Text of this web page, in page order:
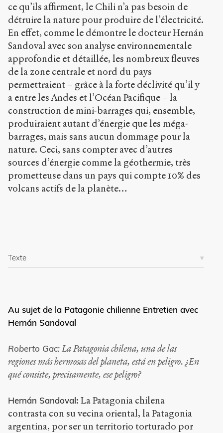
Creative
Commons
Attribution-
NonCommercial-
ShareAlike 4.0
International
(CC BY-NC-SA
4.0) Sens-Public,
Accéder
à la
version
PDF
ce qu’ils affirment, le Chili n’a pas besoin de
détruire la nature pour produire de l’électricité.
En effet, comme le démontre le docteur Hernán
Sandoval avec son analyse environnementale
approfondie et détaillée, les nombreux fleuves
de la zone centrale et nord du pays
permettraient – grâce à la forte déclivité qu’il y
a entre les Andes et l’Océan Pacifique – la
construction de mini-barrages qui, ensemble,
produiraient autant d’énergie que les méga-
barrages, mais sans aucun dommage pour la
nature. Ceci, sans compter avec d’autres
sources d’énergie comme la géothermie, très
prometteuse dans un pays qui compte 10% des
volcans actifs de la planète…
Texte
Au sujet de la Patagonie chilienne Entretien avec
Hernán Sandoval
Roberto Gac:La Patagonia chilena, una de las
regiones más hermosas del planeta, está en peligro. ¿En
qué consiste, precisamente, ese peligro?
Hernán Sandoval: La Patagonia chilena
contrasta con su vecina oriental, la Patagonia
argentina, por ser un territorio torturado por